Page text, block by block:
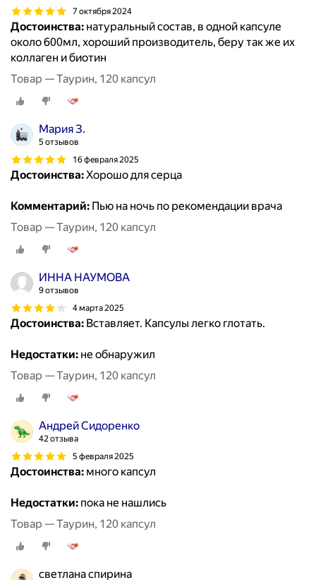
7 октября 2024
Достоинства: натуральный состав, в одной капсуле
около 600мл, хороший производитель, беру так же их
коллаген и биотин
Товар — Таурин, 120 капсул
Мария З.
5 отзывов
16 февраля 2025
Достоинства:Хорошо для серца
Комментарий: Пью на ночь по рекомендации врача
Товар — Таурин, 120 капсул
ИННА НАУМОВА
9 отзывов
4 марта 2025
Достоинства: Вставляет. Капсулы легко глотать.
Недостатки: не обнаружил
Товар — Таурин, 120 капсул
Андрей Сидоренко
42 отзыва
5 февраля 2025
Достоинства: много капсул
Недостатки: пока не нашлись
Товар — Таурин, 120 капсул
светлана спирина